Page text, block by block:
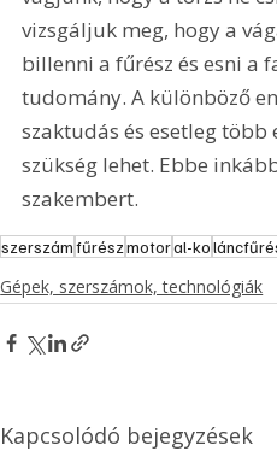
vizsgáljuk meg, hogy a
billenni a fűrész és esni a
tudomány. A különböző
szaktudás és esetleg több
szükség lehet. Ebbe
szakembert.
szerszámfűrészmotoral-ko
Gépek, szerszámok, technológiák
Kapcsolódó bejegyzések